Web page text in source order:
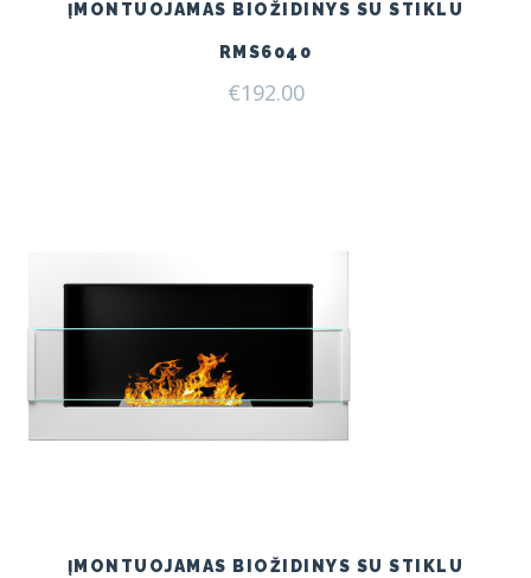
ĮMONTUOJAMAS BIOŽIDINYS SU STIKLU
RMS6040
€192.00
ĮMONTUOJAMAS BIOŽIDINYS SU STIKLU